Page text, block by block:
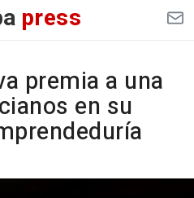
press
premia a una
en su